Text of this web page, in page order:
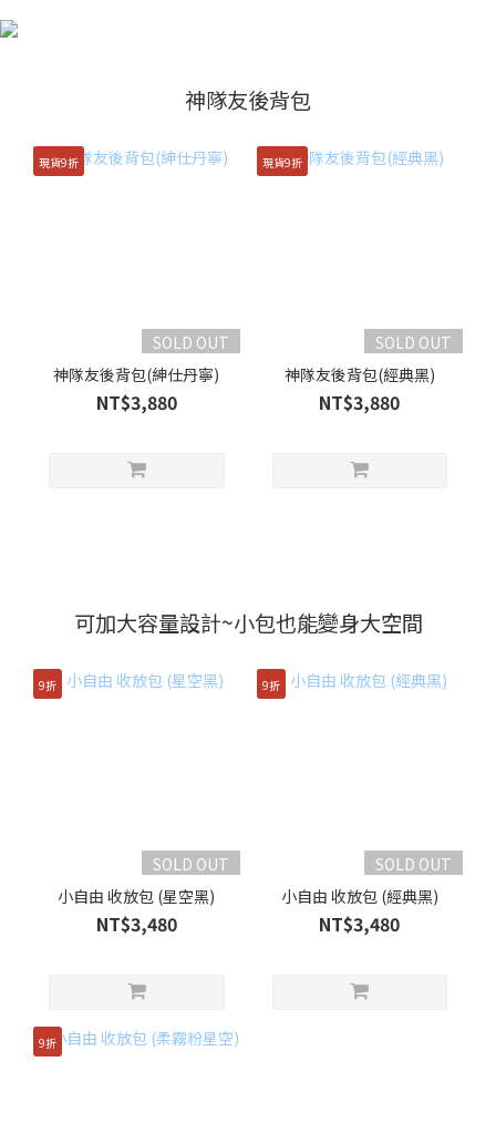
神隊友後背包
現貨9折
SOLD OUT
神隊友後背包(紳仕丹寧)
NT$3,880
現貨9折
SOLD OUT
神隊友後背包(經典黑)
NT$3,880
可加大容量設計~小包也能變身大空間
9折
SOLD OUT
小自由 收放包 (星空黑)
NT$3,480
9折
SOLD OUT
小自由 收放包 (經典黑)
NT$3,480
9折